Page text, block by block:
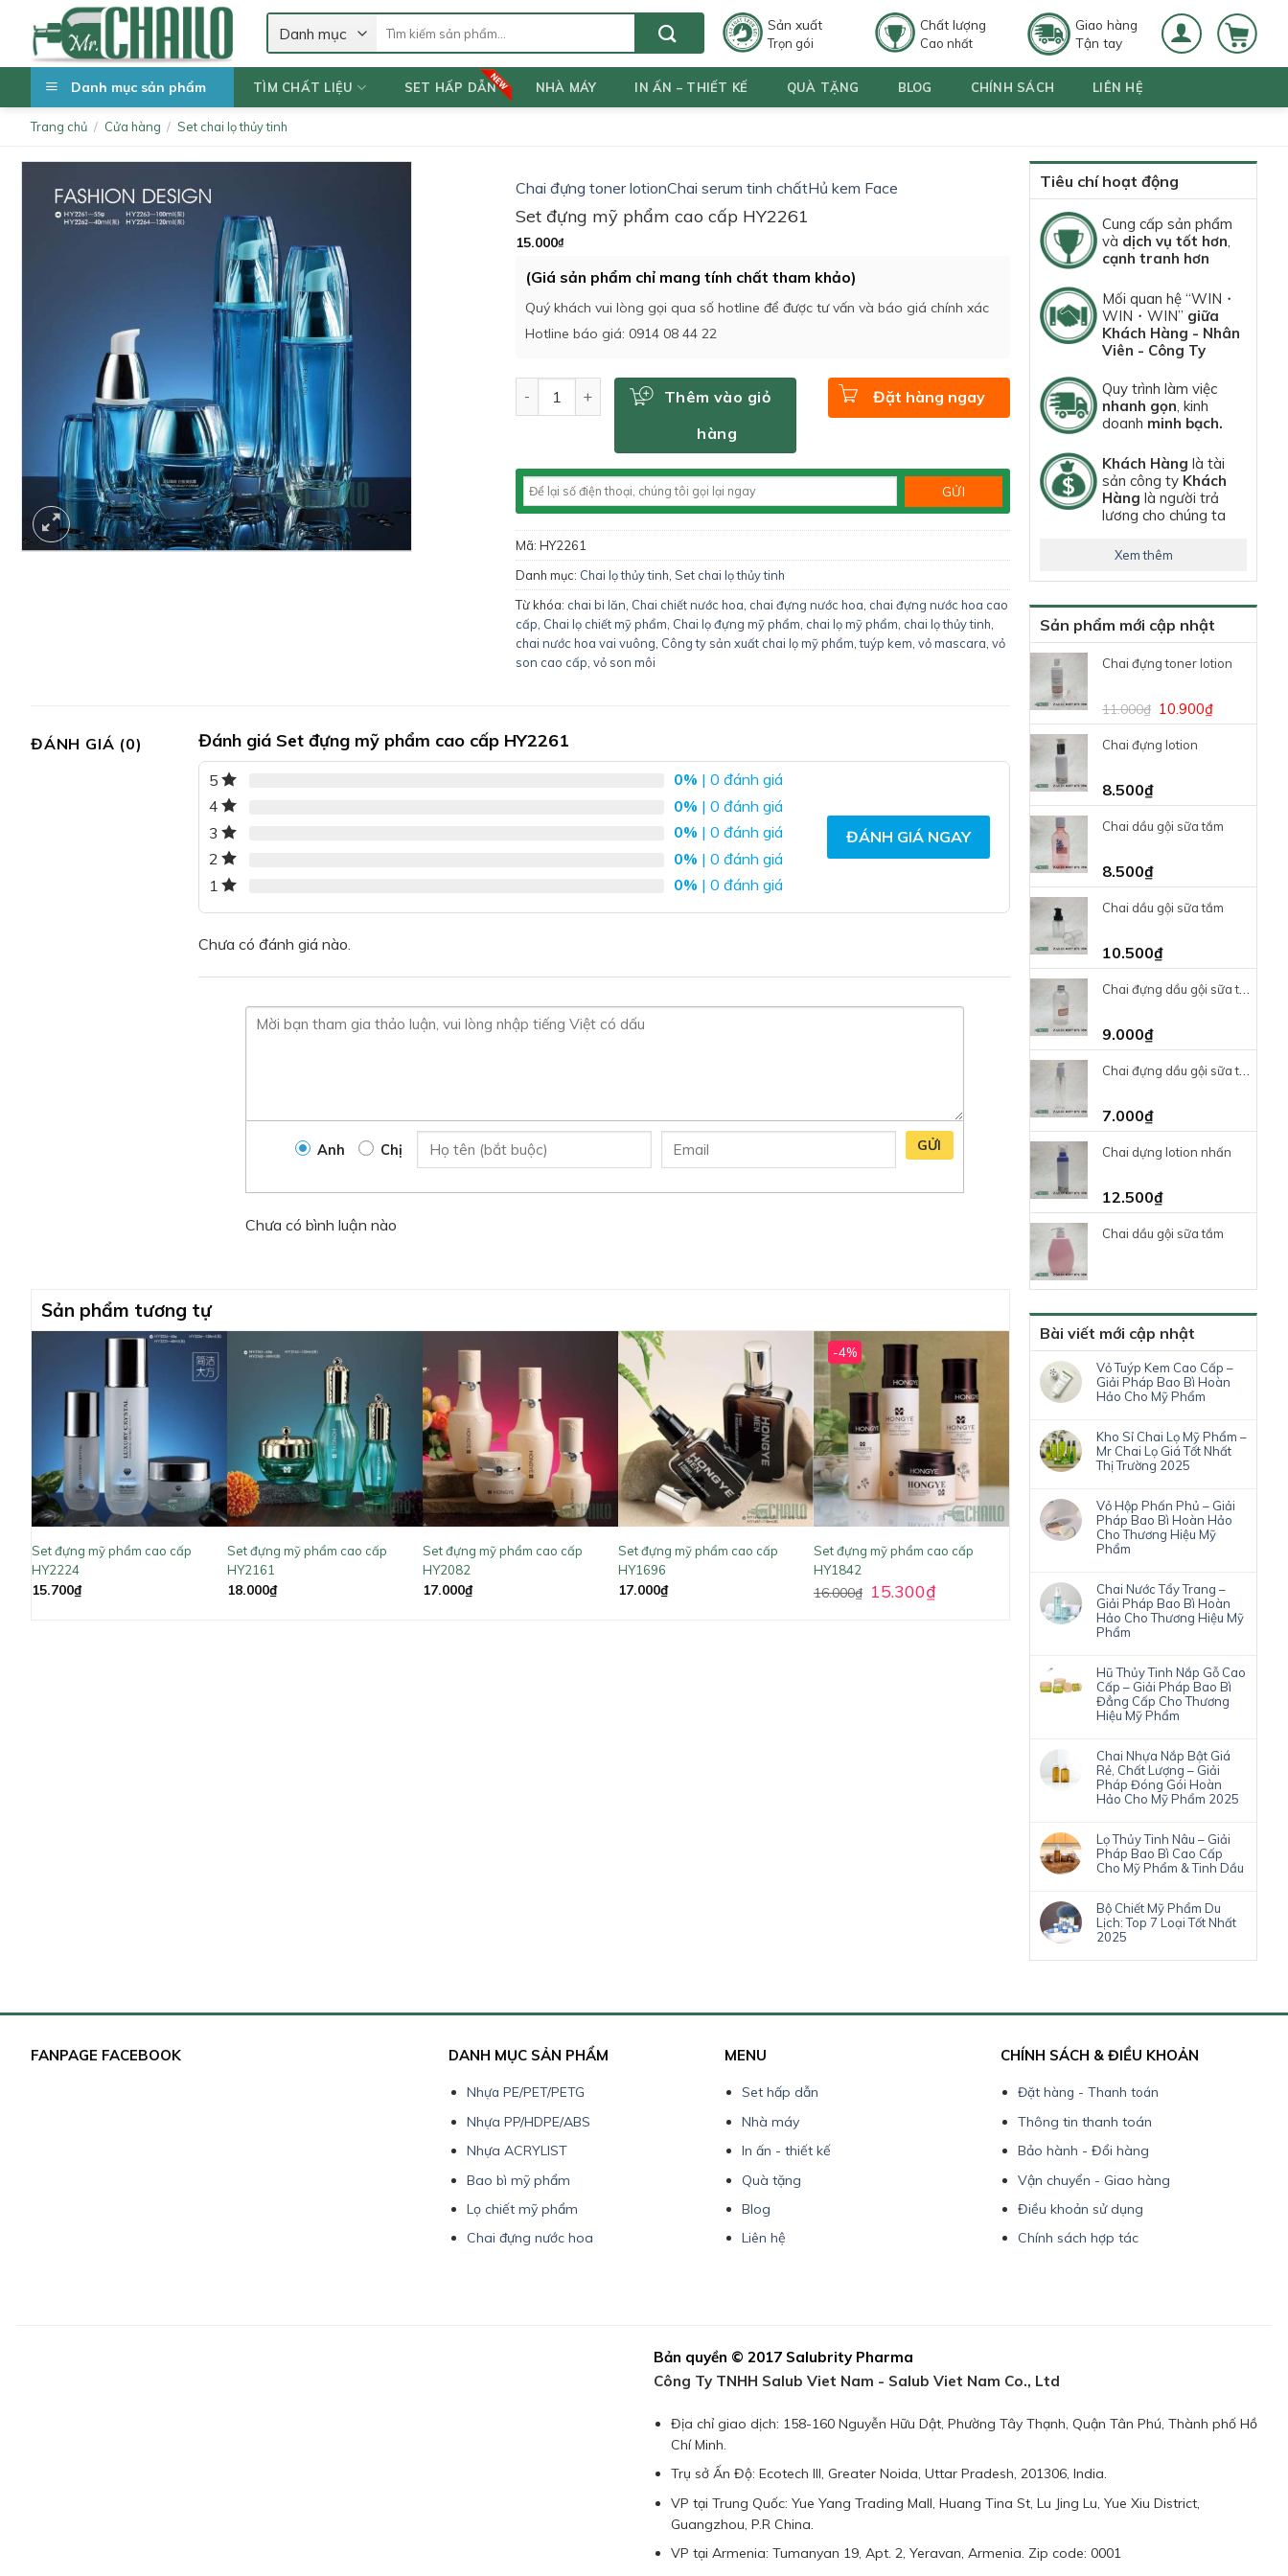
content
Tìm
Sản xuất
Trọn gói
Chất lượng
Cao nhất
Giao hàng
Tận tay
Danh mục sản phẩm TÌM CHẤT LIỆU SET HẤP DẪN NHÀ MÁY IN ẤN – THIẾT KẾ QUÀ TẶNG BLOG CHÍNH SÁCH LIÊN HỆ
Trang chủ / Cửa hàng / Set chai lọ thủy tinh
Tiêu chí hoạt động
Cung cấp sản phẩm
và dịch vụ tốt hơn,
cạnh tranh hơn
Mối quan hệ “WIN・
WIN・WIN” giữa
Khách Hàng - Nhân
Viên - Công Ty
Quy trình làm việc
nhanh gọn, kinh
doanh minh bạch.
Khách Hàng là tài
sản công ty Khách
Hàng là người trả
lương cho chúng ta
Xem thêm
Sản phẩm mới cập nhật
Chai đựng toner lotion
11.000₫ 10.900₫
Chai đựng lotion
8.500₫
Chai dầu gội sữa tắm
8.500₫
Chai dầu gội sữa tắm
10.500₫
Chai đựng dầu gội sữa tắm
9.000₫
Chai đựng dầu gội sữa tắm
7.000₫
Chai dựng lotion nhấn
12.500₫
Chai dầu gội sữa tắm
Bài viết mới cập nhật
Vỏ Tuýp Kem Cao Cấp –
Giải Pháp Bao Bì Hoàn
Hảo Cho Mỹ Phẩm
Kho Sỉ Chai Lọ Mỹ Phẩm –
Mr Chai Lọ Giá Tốt Nhất
Thị Trường 2025
Vỏ Hộp Phấn Phủ – Giải
Pháp Bao Bì Hoàn Hảo
Cho Thương Hiệu Mỹ
Phẩm
Chai Nước Tẩy Trang –
Giải Pháp Bao Bì Hoàn
Hảo Cho Thương Hiệu Mỹ
Phẩm
Hũ Thủy Tinh Nắp Gỗ Cao
Cấp – Giải Pháp Bao Bì
Đẳng Cấp Cho Thương
Hiệu Mỹ Phẩm
Chai Nhựa Nắp Bật Giá
Rẻ, Chất Lượng – Giải
Pháp Đóng Gói Hoàn
Hảo Cho Mỹ Phẩm 2025
Lọ Thủy Tinh Nâu – Giải
Pháp Bao Bì Cao Cấp
Cho Mỹ Phẩm & Tinh Dầu
Bộ Chiết Mỹ Phẩm Du
Lịch: Top 7 Loại Tốt Nhất
2025
Chai đựng toner lotionChai serum tinh chấtHủ kem Face
Set đựng mỹ phẩm cao cấp HY2261
15.000₫
(Giá sản phẩm chỉ mang tính chất tham khảo)
Quý khách vui lòng gọi qua số hotline để được tư vấn và báo giá chính xác
Hotline báo giá: 0914 08 44 22
Thêm vào giỏ
hàng
Đặt hàng ngay
Mã: HY2261
Danh mục: Chai lọ thủy tinh Set chai lọ thủy tinh
Từ khóa: chai bi lăn Chai chiết nước hoa chai đựng nước hoa chai đựng nước hoa cao
cấp Chai lọ chiết mỹ phẩm Chai lọ đựng mỹ phẩm chai lọ mỹ phẩm chai lọ thủy tinh
chai nước hoa vai vuông Công ty sản xuất chai lọ mỹ phẩm ,tuýp kem vỏ mascara vỏ
son cao cấp vỏ son môi
ĐÁNH GIÁ (0) Đánh giá Set đựng mỹ phẩm cao cấp HY2261
5 0% | 0 đánh giá
4
0% | 0 đánh giá
3
0% | 0 đánh giá
2
0% | 0 đánh giá
1
0% | 0 đánh giá
ĐÁNH GIÁ NGAY
Chưa có đánh giá nào.
Anh Chị GỬI
Chưa có bình luận nào
Sản phẩm tương tự
Set đựng mỹ phẩm cao cấp
HY2224
15.700₫
Set đựng mỹ phẩm cao cấp
HY2161
18.000₫
Set đựng mỹ phẩm cao cấp
HY2082
17.000₫
Set đựng mỹ phẩm cao cấp
HY1696
17.000₫
-4%
Set đựng mỹ phẩm cao cấp
HY1842
16.000₫ 15.300₫
FANPAGE FACEBOOK DANH MỤC SẢN PHẨM
Nhựa PE/PET/PETG
Nhựa PP/HDPE/ABS
Nhựa ACRYLIST
Bao bì mỹ phẩm
Lọ chiết mỹ phẩm
Chai đựng nước hoa
MENU
Set hấp dẫn
Nhà máy
In ấn - thiết kế
Quà tặng
Blog
Liên hệ
CHÍNH SÁCH & ĐIỀU KHOẢN
Đặt hàng - Thanh toán
Thông tin thanh toán
Bảo hành - Đổi hàng
Vận chuyển - Giao hàng
Điều khoản sử dụng
Chính sách hợp tác
Bản quyền © 2017 Salubrity Pharma
Công Ty TNHH Salub Viet Nam - Salub Viet Nam Co., Ltd
Địa chỉ giao dịch: 158-160 Nguyễn Hữu Dật, Phường Tây Thạnh, Quận Tân Phú, Thành phố Hồ
Chí Minh.
Trụ sở Ấn Độ: Ecotech III, Greater Noida, Uttar Pradesh, 201306, India.
VP tại Trung Quốc: Yue Yang Trading Mall, Huang Tina St, Lu Jing Lu, Yue Xiu District,
Guangzhou, P.R China.
VP tại Armenia: Tumanyan 19, Apt. 2, Yeravan, Armenia. Zip code: 0001